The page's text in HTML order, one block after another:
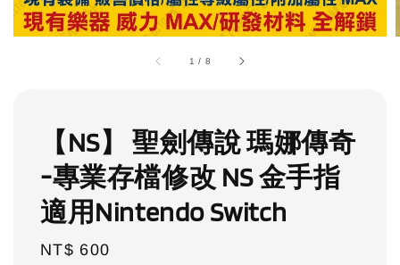
1 / 8
【NS】 聖劍傳說 瑪娜傳奇
-專業存檔修改 NS 金手指
適用Nintendo Switch
Regular
NT$ 600